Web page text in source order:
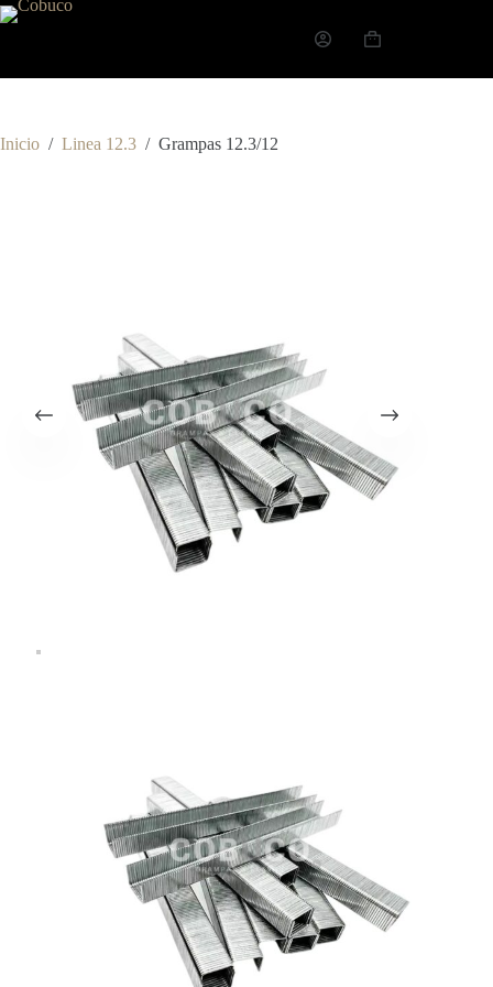
Inicio / Linea 12.3 / Grampas 12.3/12